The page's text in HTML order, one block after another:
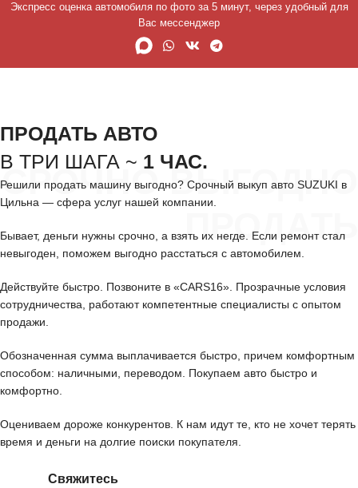
Экспресс оценка автомобиля по фото за 5 минут, через удобный для
Вас мессенджер
СРОЧНО ВЫГОДНО
ПРОДАТЬ
ПРОДАТЬ АВТО
В ТРИ ШАГА ~ 1 ЧАС.
Решили продать машину выгодно? Срочный выкуп авто SUZUKI в
Цильна — сфера услуг нашей компании.
Бывает, деньги нужны срочно, а взять их негде. Если ремонт стал
невыгоден, поможем выгодно расстаться с автомобилем.
Действуйте быстро. Позвоните в «CARS16». Прозрачные условия
сотрудничества, работают компетентные специалисты с опытом
продажи.
Обозначенная сумма выплачивается быстро, причем комфортным
способом: наличными, переводом. Покупаем авто быстро и
комфортно.
Оцениваем дороже конкурентов. К нам идут те, кто не хочет терять
время и деньги на долгие поиски покупателя.
Свяжитесь